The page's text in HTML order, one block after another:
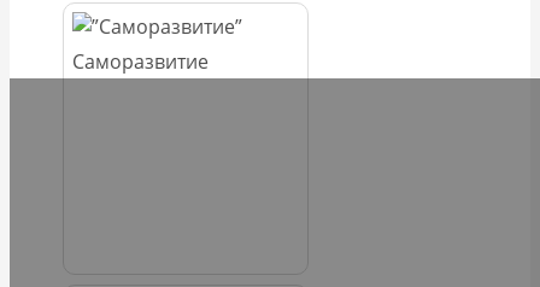
Саморазвитие